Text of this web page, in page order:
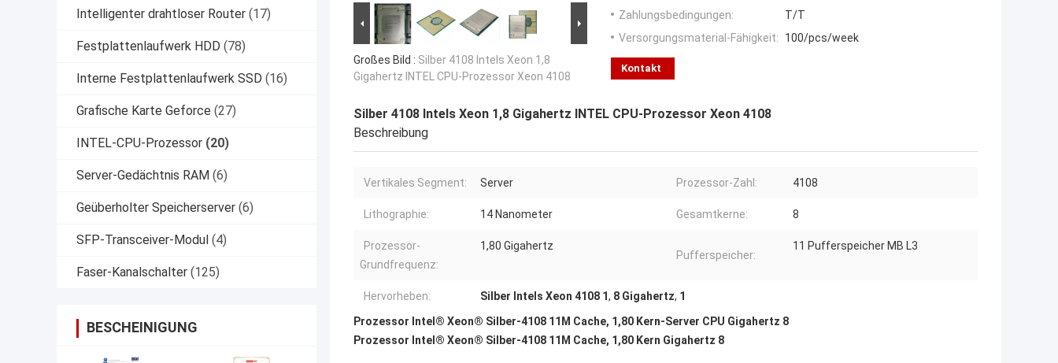
Intelligenter drahtloser Router (17)
Festplattenlaufwerk HDD (78)
Interne Festplattenlaufwerk SSD (16)
Grafische Karte Geforce (27)
INTEL-CPU-Prozessor (20)
Server-Gedächtnis RAM (6)
Geüberholter Speicherserver (6)
SFP-Transceiver-Modul (4)
Faser-Kanalschalter (125)
BESCHEINIGUNG
Großes Bild : Silber 4108 Intels Xeon 1,8
Gigahertz INTEL CPU-Prozessor Xeon 4108
Zahlungsbedingungen:
T/T
Versorgungsmaterial-Fähigkeit:
100/pcs/week
Kontakt
Silber 4108 Intels Xeon 1,8 Gigahertz INTEL CPU-Prozessor Xeon 4108
Beschreibung
Vertikales Segment: Server Prozessor-Zahl: 4108
Lithographie: 14 Nanometer Gesamtkerne: 8
Prozessor-
Grundfrequenz:
1,80 Gigahertz
Pufferspeicher:
11 Pufferspeicher MB L3
Hervorheben: Silber Intels Xeon 4108 1, 8 Gigahertz, 1
Prozessor Intel® Xeon® Silber-4108 11M Cache, 1,80 Kern-Server CPU Gigahertz 8
Prozessor Intel® Xeon® Silber-4108 11M Cache, 1,80 Kern Gigahertz 8